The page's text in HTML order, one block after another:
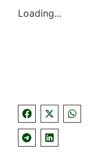
Loading...